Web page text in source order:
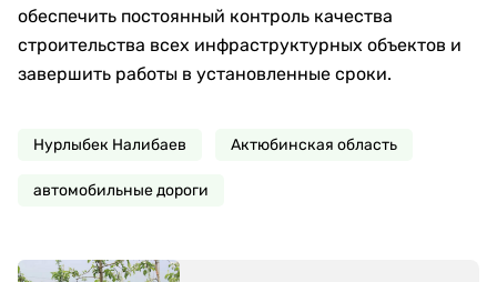
обеспечить постоянный контроль качества
строительства всех инфраструктурных объектов и
завершить работы в установленные сроки.
Нурлыбек Налибаев Актюбинская область
автомобильные дороги